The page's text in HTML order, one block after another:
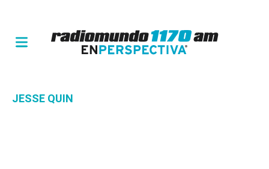
JESSE QUIN